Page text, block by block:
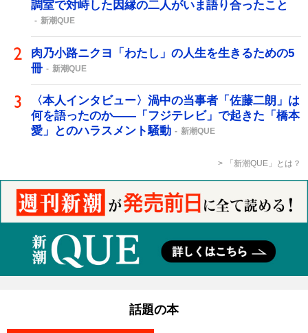
調室で対峙した因縁の二人がいま語り合ったこと
新潮QUE
肉乃小路ニクヨ「わたし」の人生を生きるための5
冊
新潮QUE
〈本人インタビュー〉渦中の当事者「佐藤二朗」は
何を語ったのか――「フジテレビ」で起きた「橋本
愛」とのハラスメント騒動
新潮QUE
「新潮QUE」とは？
話題の本